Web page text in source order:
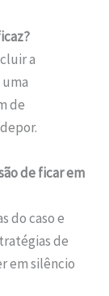
a
de
de ficar em
do caso e
de
em silêncio